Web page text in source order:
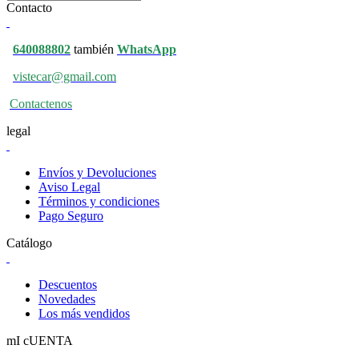
Contacto
640088802 también WhatsApp
vistecar@gmail.com
Contactenos
legal
Envíos y Devoluciones
Aviso Legal
Términos y condiciones
Pago Seguro
Catálogo
Descuentos
Novedades
Los más vendidos
mI cUENTA